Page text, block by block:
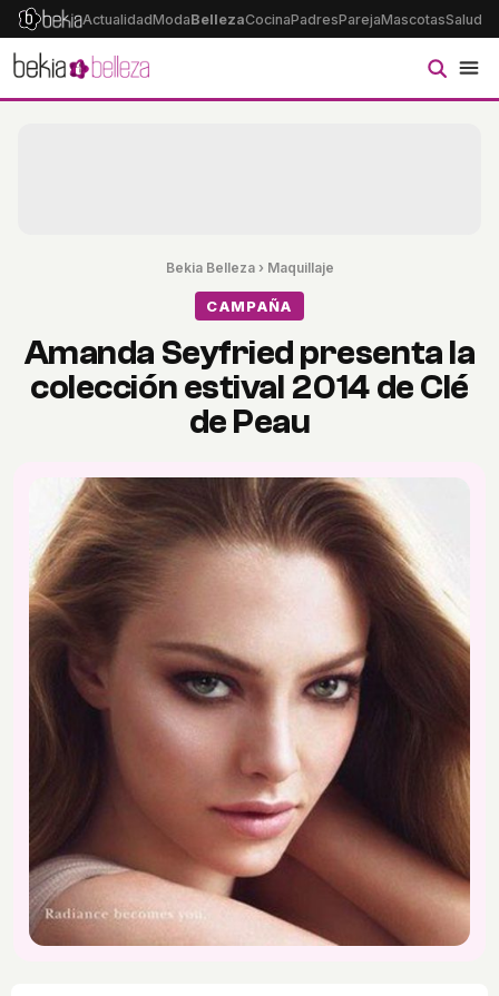
ActualidadModaBellezaCocinaPadresParejaMascotasSalud
Bekia Belleza› Maquillaje
CAMPAÑA
Amanda Seyfried presenta la
colección estival 2014 de Clé
de Peau